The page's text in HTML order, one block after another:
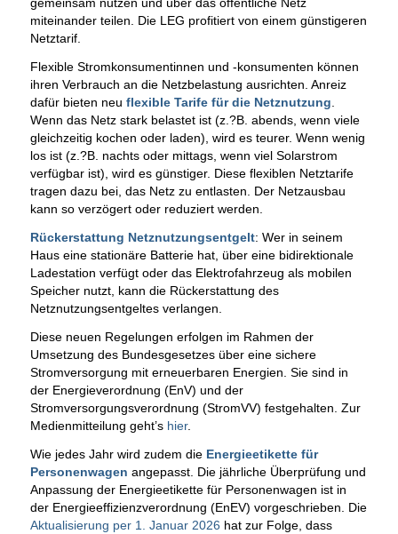
gemeinsam nutzen und über das öffentliche Netz
miteinander teilen. Die LEG profitiert von einem günstigeren
Netztarif.
Flexible Stromkonsumentinnen und -konsumenten können
ihren Verbrauch an die Netzbelastung ausrichten. Anreiz
dafür bieten neu flexible Tarife für die Netznutzung.
Wenn das Netz stark belastet ist (z.?B. abends, wenn viele
gleichzeitig kochen oder laden), wird es teurer. Wenn wenig
los ist (z.?B. nachts oder mittags, wenn viel Solarstrom
verfügbar ist), wird es günstiger. Diese flexiblen Netztarife
tragen dazu bei, das Netz zu entlasten. Der Netzausbau
kann so verzögert oder reduziert werden.
Rückerstattung Netznutzungsentgelt: Wer in seinem
Haus eine stationäre Batterie hat, über eine bidirektionale
Ladestation verfügt oder das Elektrofahrzeug als mobilen
Speicher nutzt, kann die Rückerstattung des
Netznutzungsentgeltes verlangen.
Diese neuen Regelungen erfolgen im Rahmen der
Umsetzung des Bundesgesetzes über eine sichere
Stromversorgung mit erneuerbaren Energien. Sie sind in
der Energieverordnung (EnV) und der
Stromversorgungsverordnung (StromVV) festgehalten. Zur
Medienmitteilung geht’s hier.
Wie jedes Jahr wird zudem die Energieetikette für
Personenwagen angepasst. Die jährliche Überprüfung und
Anpassung der Energieetikette für Personenwagen ist in
der Energieeffizienzverordnung (EnEV) vorgeschrieben. Die
Aktualisierung per 1. Januar 2026 hat zur Folge, dass